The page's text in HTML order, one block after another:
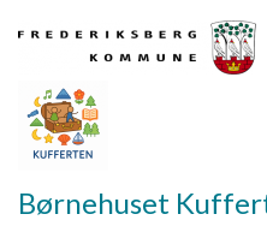
Børnehuset